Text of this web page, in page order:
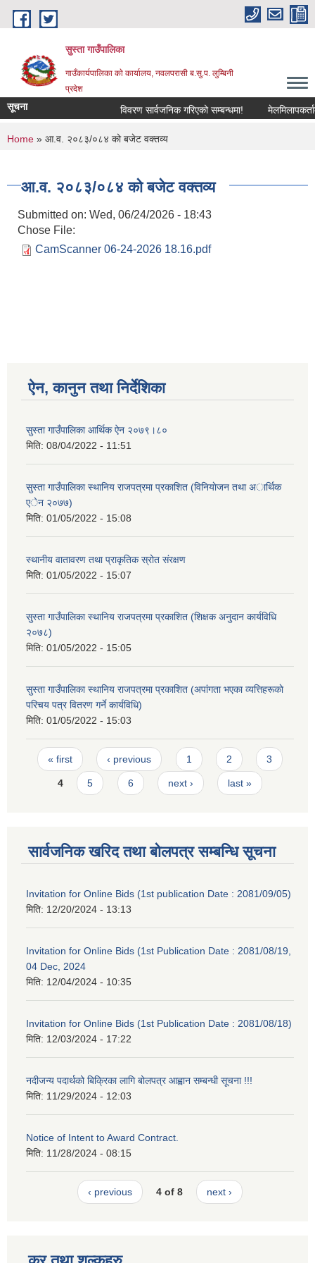
Skip to main content
सुस्ता गाउँपालिका
गाउँकार्यपालिका काे कार्यालय, नवलपरासी ब.सु.प. लुम्बिनी
प्रदेश
सूचना विवरण सार्वजनिक गरिएको सम्बन्धमा!
You are here
Home » आ.व. २०८३/०८४ को बजेट वक्तव्य
आ.व. २०८३/०८४ को बजेट वक्तव्य
Submitted on: Wed, 06/24/2026 - 18:43
Chose File:
CamScanner 06-24-2026 18.16.pdf
ऐन, कानुन तथा निर्देशिका
सुस्ता गाउँपालिका आर्थिक ऐन २०७९।८०
मिति: 08/04/2022 - 11:51
सुस्ता गाउँपालिका स्थानिय राजपत्रमा प्रकाशित (विनियाेजन तथा अार्थिक
एेन २०७७)
मिति: 01/05/2022 - 15:08
स्थानीय वातावरण तथा प्राकृतिक स्रोत संरक्षण
मिति: 01/05/2022 - 15:07
सुस्ता गाउँपालिका स्थानिय राजपत्रमा प्रकाशित (शिक्षक अनुदान कार्यविधि
२०७८)
मिति: 01/05/2022 - 15:05
सुस्ता गाउँपालिका स्थानिय राजपत्रमा प्रकाशित (अपांगता भएका व्यत्तिहरूकाे
परिचय पत्र वितरण गर्ने कार्यविधि)
मिति: 01/05/2022 - 15:03
Pages
« first ‹ previous 1 2 3
4 5 6 next › last »
सार्वजनिक खरिद तथा बोलपत्र सम्बन्धि सूचना
Invitation for Online Bids (1st publication Date : 2081/09/05)
मिति: 12/20/2024 - 13:13
Invitation for Online Bids (1st Publication Date : 2081/08/19,
04 Dec, 2024
मिति: 12/04/2024 - 10:35
Invitation for Online Bids (1st Publication Date : 2081/08/18)
मिति: 12/03/2024 - 17:22
नदीजन्य पदार्थको बिक्रिका लागि बोलपत्र आह्वान सम्बन्धी सूचना !!!
मिति: 11/29/2024 - 12:03
Notice of Intent to Award Contract.
मिति: 11/28/2024 - 08:15
‹ previous 4 of 8 next ›